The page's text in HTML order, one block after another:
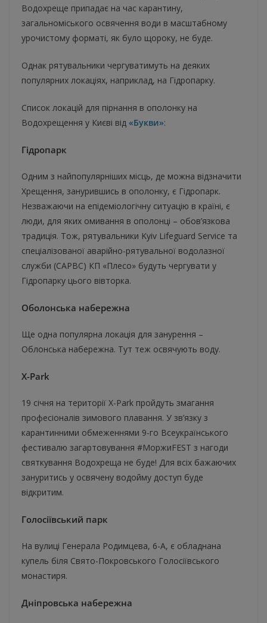
Водохреще припадає на час карантину,
загальноміського освячення води в масштабному
урочистому форматі, як було щороку, не буде.
Однак рятувальники чергуватимуть на деяких
популярних локаціях, наприклад, на Гідропарку.
Список локацій для пірнання в ополонку на
Водохрещення у Києві від «Букви»:
Гідропарк
Одним з найпопулярніших місць, де можна відзначити
Хрещення, занурившись в ополонку, є Гідропарк.
Незважаючи на епідеміологічну ситуацію в країні, є
люди, для яких омивання в ополонці – обов’язкова
традиція. Тож, рятувальники Kyiv Lifeguard Service та
спеціалізованої аварійно-рятувальної водолазної
служби (САРВС) КП «Плесо» будуть чергувати у
Гідропарку цього вівторка.
Оболонська набережна
Ще одна популярна локація для занурення –
Облонська набережна. Тут теж освячують воду.
X-Park
19 січня на території X-Park пройдуть змагання
професіоналів зимового плавання. У зв’язку з
карантинними обмеженнями 9-го Всеукраїнського
фестивалю загартовування #МоржиFEST з нагоди
святкування Водохреща не буде! Для всіх бажаючих
зануритись у освячену водойму доступ буде
відкритим.
Голосіївський парк
На вулиці Генерала Родимцева, 6-А, є обладнана
купель біля Свято-Покровського Голосіївського
монастиря.
Дніпровська набережна